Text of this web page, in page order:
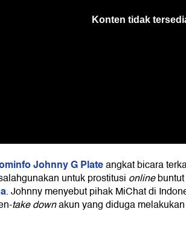
Johnny G Plateangkat bicara
untuk prostitusi onlinebuntut
. Johnny menyebut pihak MiChat di
take downakun yang diduga